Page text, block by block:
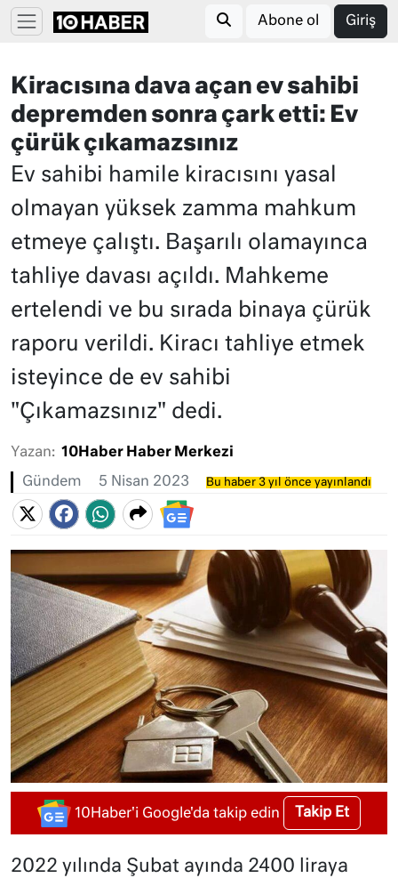
Abone ol Giriş
Kiracısına dava açan ev sahibi
depremden sonra çark etti: Ev
çürük çıkamazsınız
Ev sahibi hamile kiracısını yasal
olmayan yüksek zamma mahkum
etmeye çalıştı. Başarılı olamayınca
tahliye davası açıldı. Mahkeme
ertelendi ve bu sırada binaya çürük
raporu verildi. Kiracı tahliye etmek
isteyince de ev sahibi
"Çıkamazsınız" dedi.
Yazan: 10Haber Haber Merkezi
Gündem 5 Nisan 2023 Bu haber 3 yıl önce yayınlandı
10Haber'i Google'da takip edin Takip Et
2022 yılında Şubat ayında 2400 liraya